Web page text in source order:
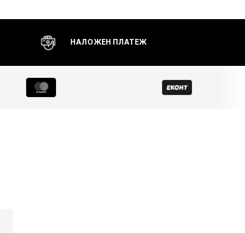
НАЛОЖЕН ПЛАТЕЖ